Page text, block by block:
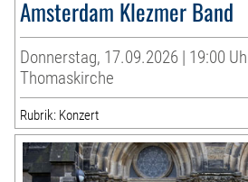
Amsterdam Klezmer Band
Donnerstag, 17.09.2026 | 19:00
Thomaskirche
Rubrik: Konzert